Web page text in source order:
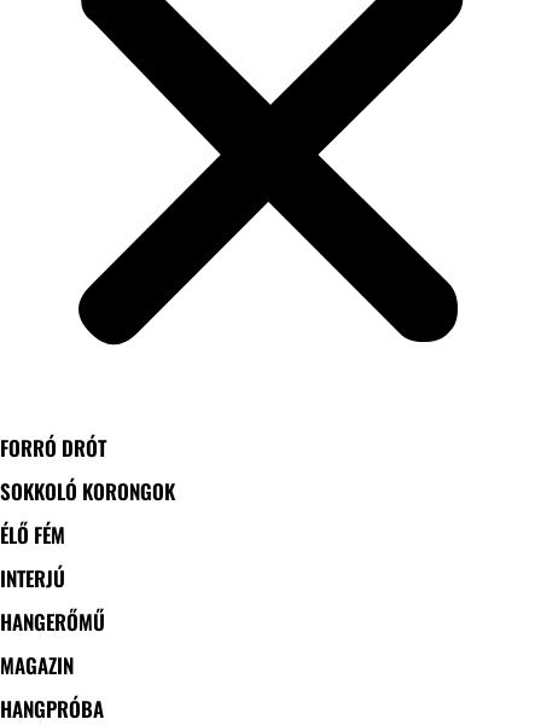
FORRÓ DRÓT
SOKKOLÓ KORONGOK
ÉLŐ FÉM
INTERJÚ
HANGERŐMŰ
MAGAZIN
HANGPRÓBA